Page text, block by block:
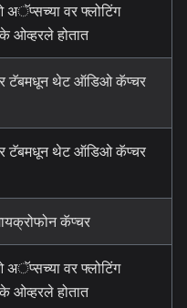
अॅप्सच्या वर फ्लोटिंग
ओव्हरले होतात
टॅबमधून थेट ऑडिओ कॅप्चर
टॅबमधून थेट ऑडिओ कॅप्चर
कॅप्चर
अॅप्सच्या वर फ्लोटिंग
ओव्हरले होतात